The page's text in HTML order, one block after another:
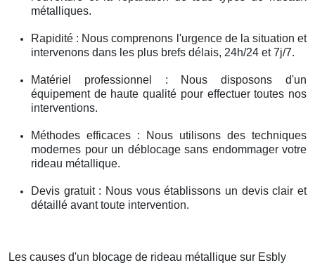
métalliques.
Rapidité : Nous comprenons l'urgence de la situation et
intervenons dans les plus brefs délais, 24h/24 et 7j/7.
Matériel professionnel : Nous disposons d'un
équipement de haute qualité pour effectuer toutes nos
interventions.
Méthodes efficaces : Nous utilisons des techniques
modernes pour un déblocage sans endommager votre
rideau métallique.
Devis gratuit : Nous vous établissons un devis clair et
détaillé avant toute intervention.
Les causes d'un blocage de rideau métallique sur Esbly